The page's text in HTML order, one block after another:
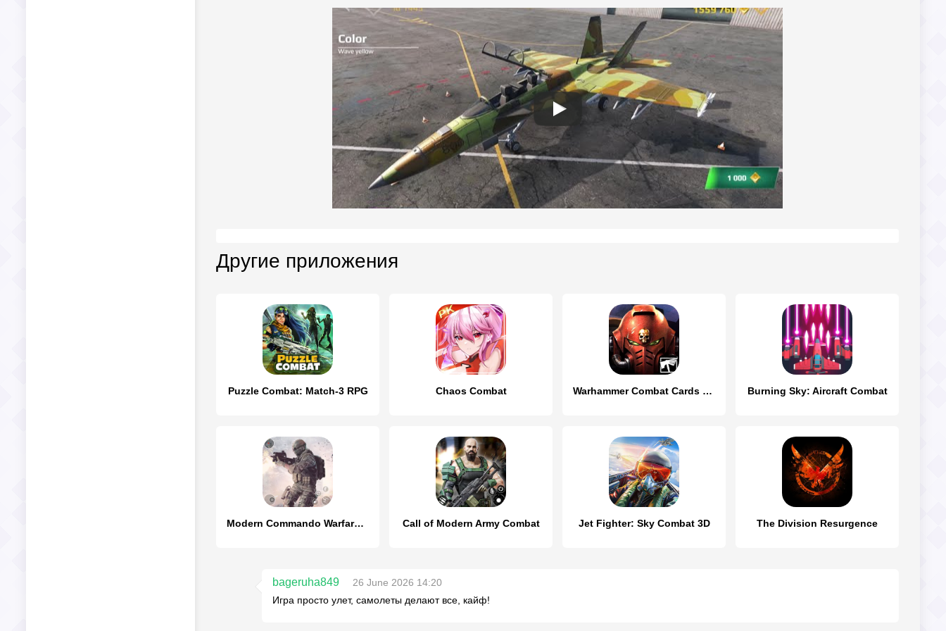
Другие приложения
Puzzle Combat: Match-3 RPG Chaos Combat Warhammer Combat Cards - 40K Burning Sky: Aircraft Combat
Modern Commando Warfare Combat Call of Modern Army Combat Jet Fighter: Sky Combat 3D The Division Resurgence
bageruha849
26 June 2026 14:20
Игра просто улет, самолеты делают все, кайф!